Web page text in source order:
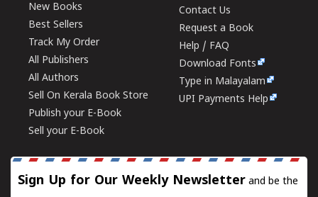
New Books
Best Sellers
Track My Order
All Publishers
All Authors
Sell On Kerala Book Store
Publish your E-Book
Sell your E-Book
Contact Us
Request a Book
Help / FAQ
Download Fonts
Type in Malayalam
UPI Payments Help
Sign Up for Our Weekly Newsletter and be the